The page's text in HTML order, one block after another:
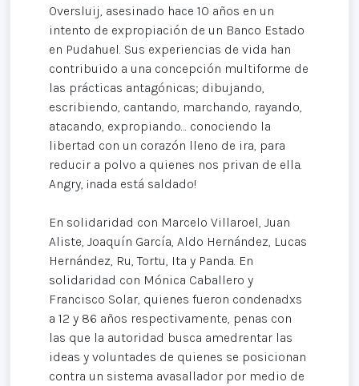
Oversluij, asesinado hace 10 años en un
intento de expropiación de un Banco Estado
en Pudahuel. Sus experiencias de vida han
contribuido a una concepción multiforme de
las prácticas antagónicas; dibujando,
escribiendo, cantando, marchando, rayando,
atacando, expropiando… conociendo la
libertad con un corazón lleno de ira, para
reducir a polvo a quienes nos privan de ella.
Angry, ¡nada está saldado!
En solidaridad con Marcelo Villaroel, Juan
Aliste, Joaquín García, Aldo Hernández, Lucas
Hernández, Ru, Tortu, Ita y Panda. En
solidaridad con Mónica Caballero y
Francisco Solar, quienes fueron condenadxs
a 12 y 86 años respectivamente, penas con
las que la autoridad busca amedrentar las
ideas y voluntades de quienes se posicionan
contra un sistema avasallador por medio de